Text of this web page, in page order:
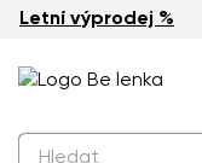
Letní výprodej %
-23%